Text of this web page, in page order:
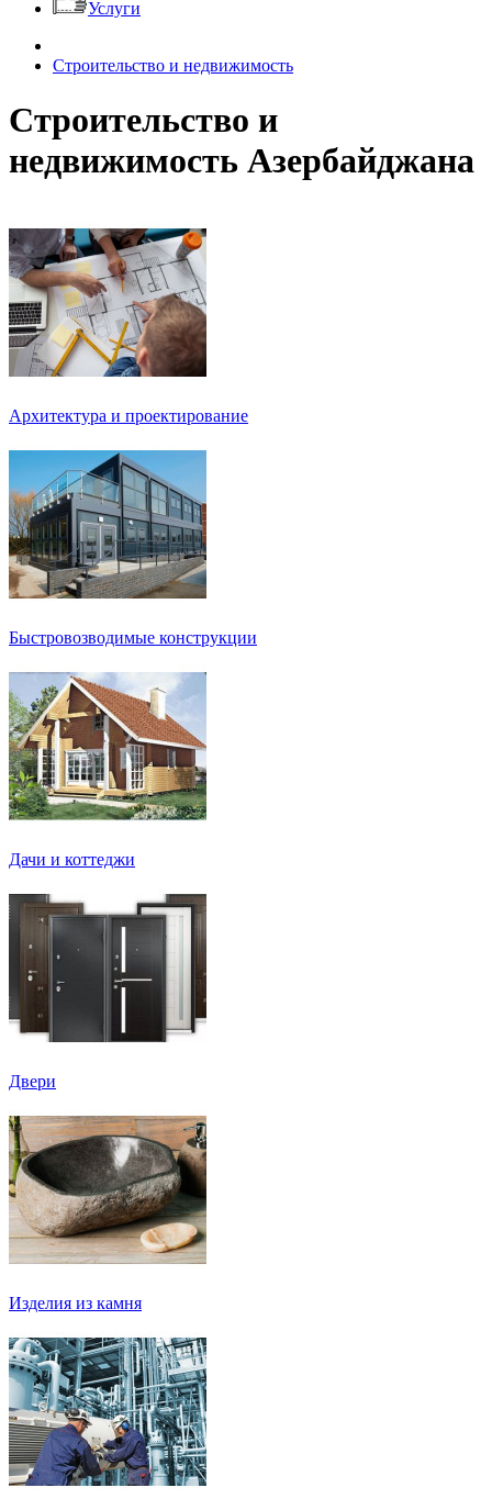
Услуги
Строительство и недвижимость
Строительство и
недвижимость Азербайджана
Архитектура и проектирование
Быстровозводимые конструкции
Дачи и коттеджи
Двери
Изделия из камня